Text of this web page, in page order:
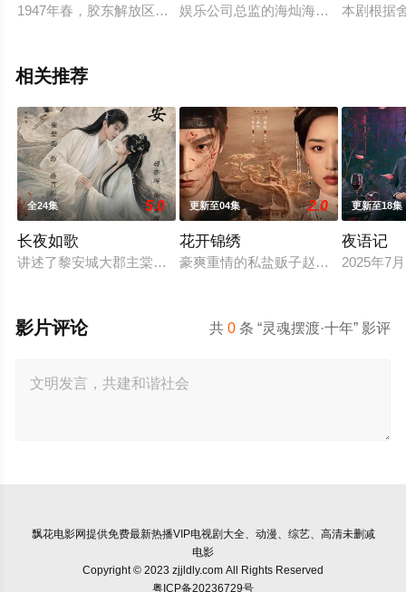
1947年春，胶东解放区龙王岛解放伊始，岛上人员鱼龙混杂，
娱乐公司总监的海灿海归回国，因巧
本剧根据
相关推荐
全24集 5.0
长夜如歌
讲述了黎安城大郡主棠溪槿与烈云峥之间曲折动人的情感，以
更新至04集 2.0
花开锦绣
豪爽重情的私盐贩子赵凌虽出身草莽
更新至18集
夜语记
2025年7
共0 条 “灵魂摆渡·十年” 影评
影片评论
飘花电影网提供免费最新热播VIP电视剧大全、动漫、综艺、高清未删减
电影
Copyright © 2023 zjjldly.com All Rights Reserved
粤ICP备20236729号